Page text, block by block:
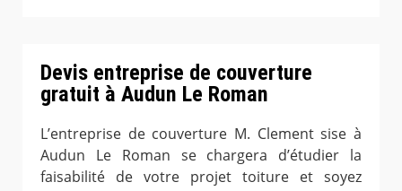
Devis entreprise de couverture
gratuit à Audun Le Roman
L’entreprise de couverture M. Clement sise à
Audun Le Roman se chargera d’étudier la
faisabilité de votre projet toiture et soyez